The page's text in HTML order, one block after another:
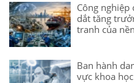
Công
dắt tăng
tranh của
Ban hành
vực khoa